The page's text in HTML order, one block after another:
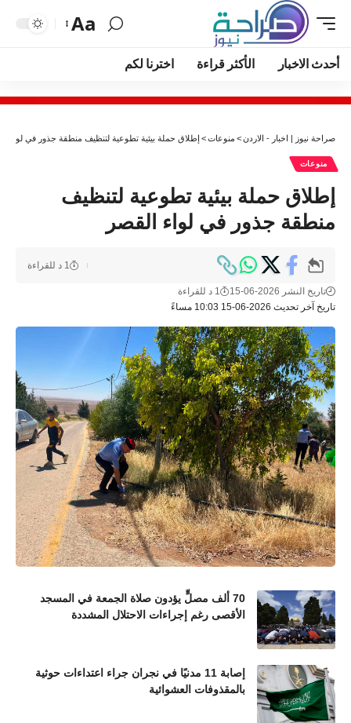
Aa
أحدث الاخبار الأكثر قراءة اخترنا لكم
صراحة نيوز | اخبار - الاردن> منوعات> إطلاق حملة بيئية تطوعية لتنظيف منطقة جذور في لواء
منوعات
إطلاق حملة بيئية تطوعية لتنظيف
منطقة جذور في لواء القصر
تاريخ آخر تحديث 2026-06-15 10:03 مساءً
تاريخ النشر 2026-06-15 1 د للقراءة
1 د للقراءة
70 ألف مصلٍّ يؤدون صلاة الجمعة في المسجد
الأقصى رغم إجراءات الاحتلال المشددة
إصابة 11 مدنيًا في نجران جراء اعتداءات حوثية
بالمقذوفات العشوائية